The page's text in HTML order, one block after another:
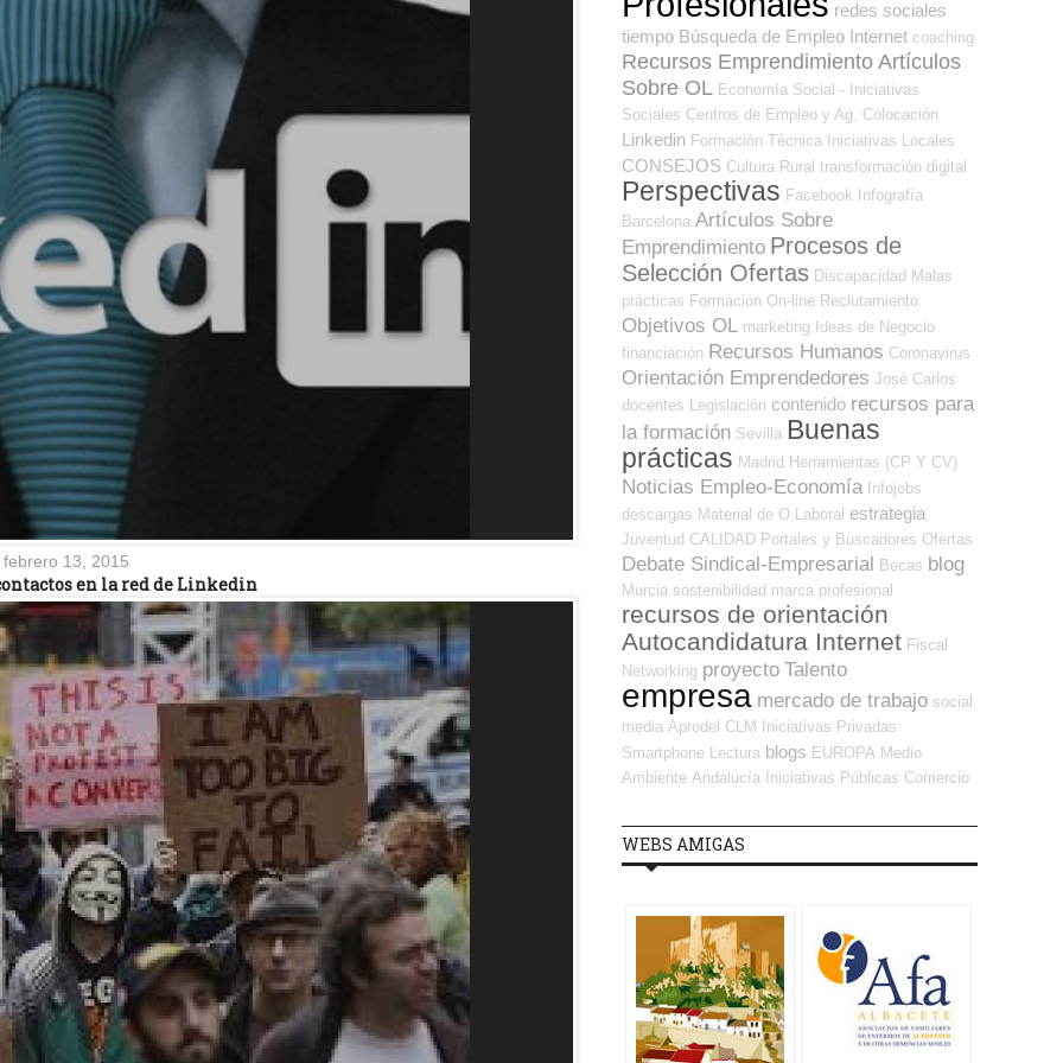
febrero 13, 2015
en la red de Linkedin
redes sociales
tiempo Búsqueda de Empleo Internet coaching
Recursos Emprendimiento Artículos
Sobre OL Economía Social - Iniciativas
Sociales Centros de Empleo y Ag. Colocación
Linkedin Formación Técnica Iniciativas Locales
CONSEJOS Cultura Rural transformación digital
Perspectivas Facebook
Infografía
Barcelona Artículos Sobre
Emprendimiento Procesos de
Selección Ofertas Discapacidad Malas
prácticas Formación On-line Reclutamiento
Objetivos OL marketing
Ideas de Negocio
financiación Recursos Humanos Coronavirus
Orientación Emprendedores José Carlos
docentes
Legislación contenido recursos para
la formación Sevilla Buenas
prácticas Madrid Herramientas (CP Y CV)
Noticias Empleo-Economía Infojobs
descargas Material de O.Laboral estrategia
Juventud CALIDAD Portales y Buscadores Ofertas
Debate Sindical-Empresarial Becas blog
Murcia sostenibilidad marca profesional
recursos de orientación
Autocandidatura Internet Fiscal
Networking proyecto Talento
empresa mercado de trabajo social
media Aprodel CLM
Iniciativas Privadas
Smartphone
Lectura blogs EUROPA Medio
Ambiente Andalucía Iniciativas Públicas Comercio
WEBS AMIGAS